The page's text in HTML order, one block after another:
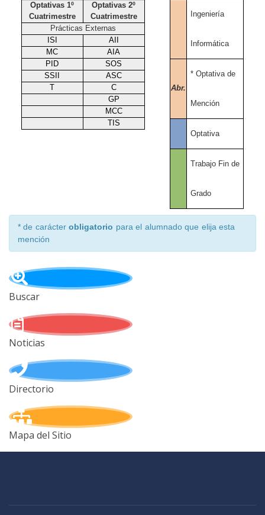
Optativas 1º
Cuatrimestre
Optativas 2º
Cuatrimestre
Prácticas Externas
ISI
AII
MC
AIA
PID
SOS
SSII
ASC
C
GP
MCC
TIS
Ingeniería
Informática
Abr.
* Optativa de
Mención
Optativa
Trabajo Fin de
Grado
* de carácterobligatorio para el alumnado que elija esta
mención
Buscar
Noticias
Directorio
Mapa del Sitio